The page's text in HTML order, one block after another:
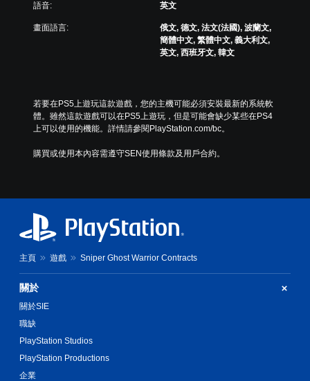
語音: 英文
畫面語言:
俄文, 德文, 法文(法國), 波蘭文,
簡體中文, 繁體中文, 義大利文,
英文, 西班牙文, 韓文
若要在PS5上遊玩這款遊戲，您的主機可能必須安裝最新的系統軟
體。雖然這款遊戲可以在PS5上遊玩，但是可能會缺少某些在PS4
上可以使用的機能。詳情請參閱PlayStation.com/bc。
購買或使用本內容需遵守SEN使用條款及用戶合約。
主頁 遊戲 Sniper Ghost Warrior Contracts
關於
關於SIE
職缺
PlayStation Studios
PlayStation Productions
企業